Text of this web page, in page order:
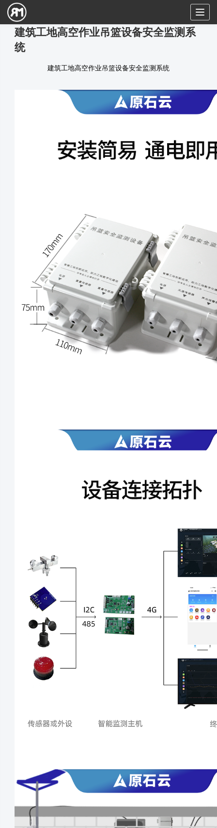
建筑工地高空作业吊篮设备安全监测系
统
建筑工地高空作业吊篮设备安全监测系统